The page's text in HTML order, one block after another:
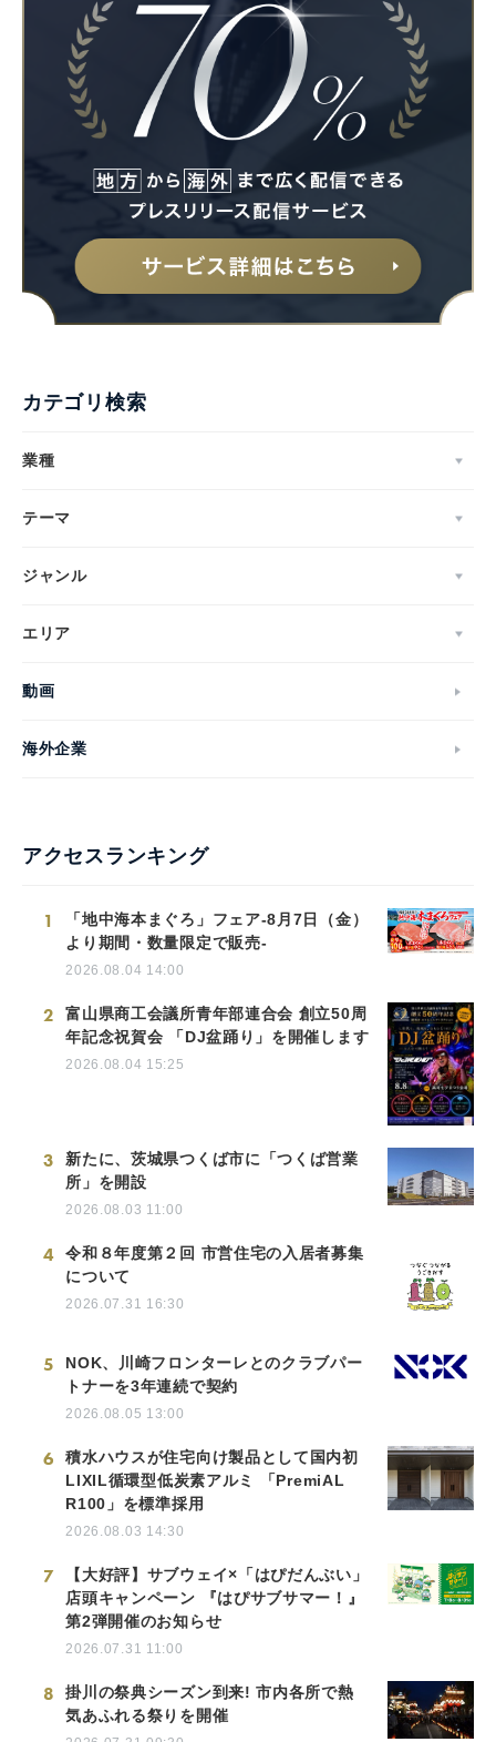
カテゴリ検索
業種
テーマ
ジャンル
エリア
動画
海外企業
アクセスランキング
1
「地中海本まぐろ」フェア-8月7日（金）
より期間・数量限定で販売-
2026.08.04 14:00
2
富山県商工会議所青年部連合会 創立50周
年記念祝賀会 「DJ盆踊り」を開催します
2026.08.04 15:25
3
新たに、茨城県つくば市に「つくば営業
所」を開設
2026.08.03 11:00
4
令和８年度第２回 市営住宅の入居者募集
について
2026.07.31 16:30
5
NOK、川崎フロンターレとのクラブパー
トナーを3年連続で契約
2026.08.05 13:00
6
積水ハウスが住宅向け製品として国内初
LIXIL循環型低炭素アルミ 「PremiAL
R100」を標準採用
2026.08.03 14:30
7
【大好評】サブウェイ×「はぴだんぶい」
店頭キャンペーン 『はぴサブサマー！』
第2弾開催のお知らせ
2026.07.31 11:00
8
掛川の祭典シーズン到来! 市内各所で熱
気あふれる祭りを開催